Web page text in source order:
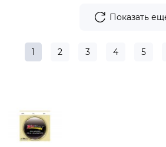
Показать
1 2 3 4 5